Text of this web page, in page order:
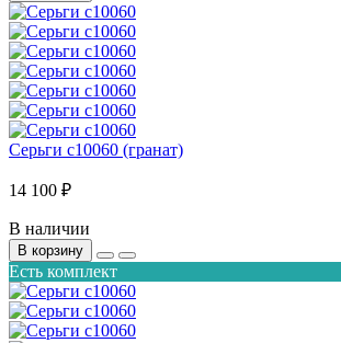
Серьги с10060 (гранат)
14 100 ₽
В наличии
В корзину
Есть комплект